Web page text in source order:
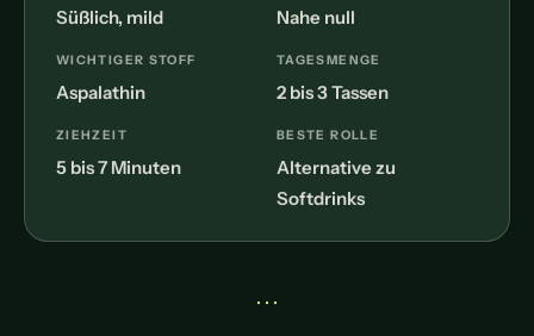
Süßlich, mild Nahe null
WICHTIGER STOFF
Aspalathin
TAGESMENGE
2 bis 3 Tassen
ZIEHZEIT
5 bis 7 Minuten
BESTE ROLLE
Alternative zu
Softdrinks
• • •